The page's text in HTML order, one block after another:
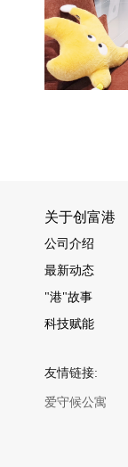
关于创富港
公司介绍
最新动态
"港"故事
科技赋能
友情链接:
爱守候公寓